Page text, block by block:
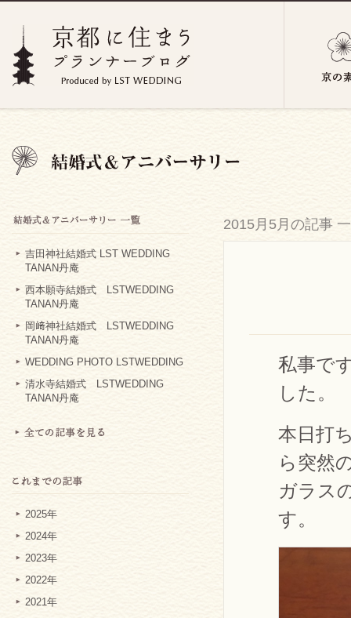
吉田神社結婚式 LST WEDDING
TANAN丹庵
西本願寺結婚式 LSTWEDDING
TANAN丹庵
岡﨑神社結婚式 LSTWEDDING
TANAN丹庵
WEDDING PHOTO LSTWEDDING
清水寺結婚式 LSTWEDDING
TANAN丹庵
2025年
2024年
2023年
2022年
2021年
2015月5月の記事
私事で
した。
本日打
ら突然
ガラス
す。